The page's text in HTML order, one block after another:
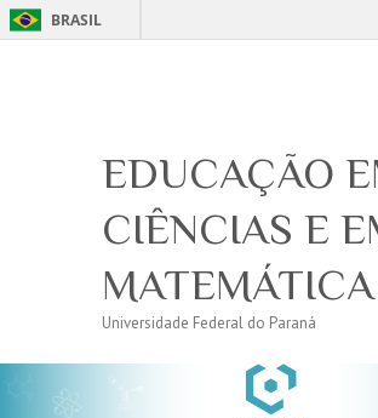
BRASIL
Acesso à
EDUCAÇÃO
CIÊNCIAS E
MATEMÁTICA
Universidade Federal do Paraná